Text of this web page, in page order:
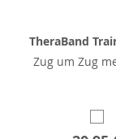
TheraBand
Zug um Zug